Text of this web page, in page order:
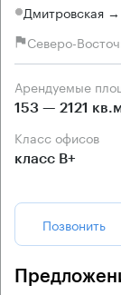
Дмитровская
Северо-
Арендуемые
153 — 2121
Класс офисов
класс B+
Позвонить